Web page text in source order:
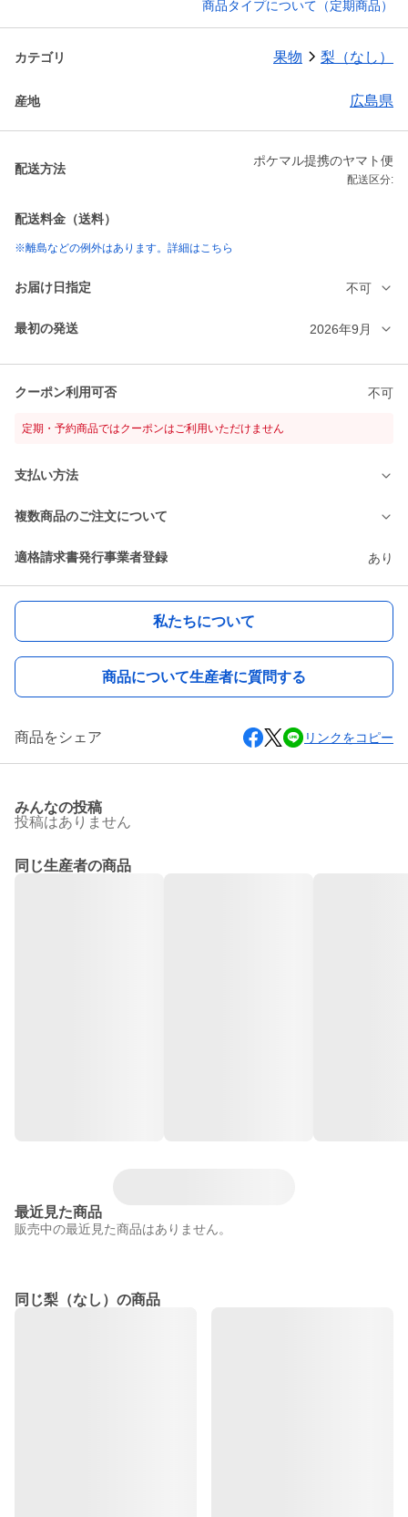
商品タイプについて（定期商品）
カテゴリ 果物 梨（なし）
産地 広島県
配送方法
ポケマル提携のヤマト便
配送区分:
配送料金（送料）
※離島などの例外はあります。詳細はこちら
お届け日指定 不可
最初の発送 2026年9月
クーポン利用可否 不可
定期・予約商品ではクーポンはご利用いただけません
支払い方法
複数商品のご注文について
適格請求書発行事業者登録 あり
私たちについて
商品について生産者に質問する
商品をシェア リンクをコピー
みんなの投稿
投稿はありません
同じ生産者の商品
最近見た商品
販売中の最近見た商品はありません。
同じ梨（なし）の商品